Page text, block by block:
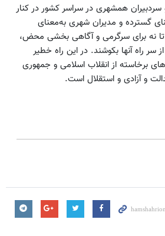
سردبیران همشهری در سراسر کشور در کنار
گسترده و مدیران شهری به‌معنای
نه برای سرگرمی و آگاهی بخشی محض،
سر راه آنها بکوشند. در این راه خطیر
برخاسته از انقلاب اسلامی و جمهوری
و آزادی و استقلال است.